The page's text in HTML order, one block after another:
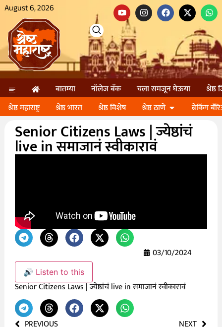
August 6, 2026
बातम्या नॉलेज बॅंक चला समजून घेऊया
श्रेष्ठ
श्रेष्ठ महाराष्ट्र
श्रेष्ठ भारत श्रेष्ठ विशेष श्रेष्ठ ठाणे ब्रेकिंग
Senior Citizens Laws | ज्येष्ठांचं
live in समाजानं स्वीकारावं
03/10/2024
🔊 Listen to this
Senior Citizens Laws | ज्येष्ठांचं live in समाजानं स्वीकारावं